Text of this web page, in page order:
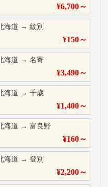
¥6,700～
海道 →紋別
¥150～
海道 →名寄
¥3,490～
海道 →千歳
¥1,400～
海道 →富良野
¥160～
海道 →登別
¥2,200～